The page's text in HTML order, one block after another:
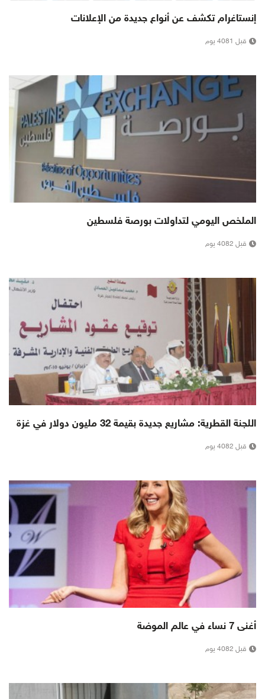
إنستاغرام تكشف عن أنواع جديدة من الإعلانات
قبل 4081 يوم
الملخص اليومي لتداولات بورصة فلسطين
قبل 4082 يوم
اللجنة القطرية: مشاريع جديدة بقيمة 32 مليون دولار في غزة
قبل 4082 يوم
أغنى 7 نساء في عالم الموضة
قبل 4082 يوم